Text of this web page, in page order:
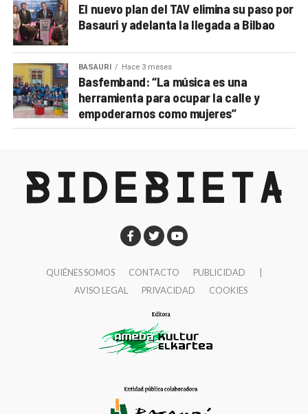
El nuevo plan del TAV elimina su paso por
Basauri y adelanta la llegada a Bilbao
BASAURI Hace 3 meses
Basfemband: “La música es una
herramienta para ocupar la calle y
empoderarnos como mujeres”
QUIÉNES SOMOS CONTACTO PUBLICIDAD
AVISO LEGAL
PRIVACIDAD COOKIES